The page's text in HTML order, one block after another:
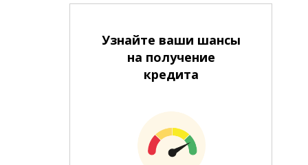
На банковский счет
Узнайте ваши шансы
на получение
кредита